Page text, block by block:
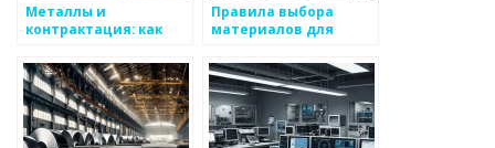
Металлы и
контрактация: как
Правила выбора
материалов для